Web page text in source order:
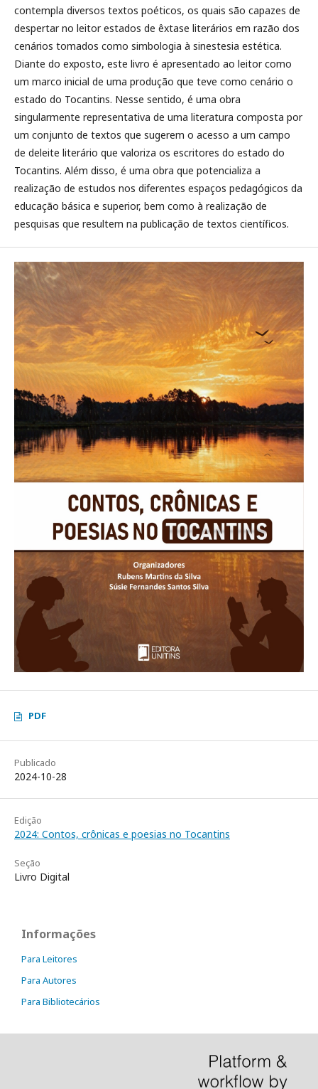
contempla diversos textos poéticos, os quais são capazes de
despertar no leitor estados de êxtase literários em razão dos
cenários tomados como simbologia à sinestesia esté­tica.
Diante do exposto, este livro é apresentado ao leitor como
um marco inicial de uma produção que teve como cenário o
estado do Tocantins. Nesse sentido, é uma obra
singularmente representati­va de uma literatura composta por
um conjunto de textos que sugerem o acesso a um campo
de delei­te literário que valoriza os escritores do estado do
Tocantins. Além disso, é uma obra que potencializa a
realização de estudos nos diferentes espaços pedagógicos da
educação básica e superior, bem como à realização de
pesquisas que resultem na publicação de textos científicos.
PDF
Publicado
2024-10-28
Edição
2024: Contos, crônicas e poesias no Tocantins
Seção
Livro Digital
Informações
Para Leitores
Para Autores
Para Bibliotecários